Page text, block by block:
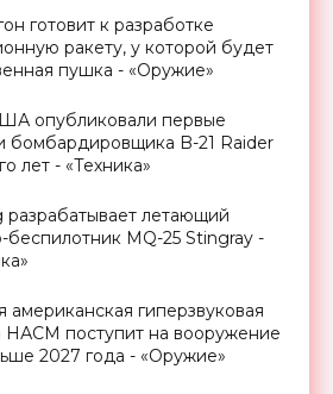
готовит к разработке
ракету, у которой будет
пушка - «Оружие»
опубликовали первые
бомбардировщика B-21 Raider
лет - «Техника»
разрабатывает летающий
беспилотник MQ-25 Stingray -
американская гиперзвуковая
НАСМ поступит на вооружение
2027 года - «Оружие»